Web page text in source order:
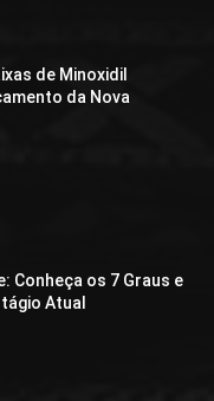
de Minoxidil
da Nova
Conheça os 7 Graus e
Atual